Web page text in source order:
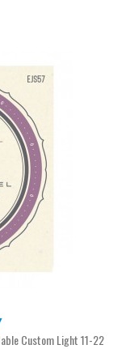
Custom Light 11-22